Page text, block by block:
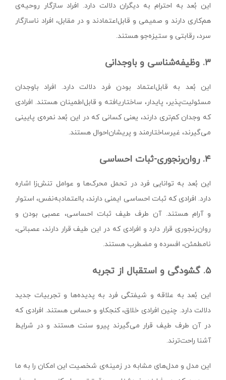
این بُعد به احترام به دیگران دلالت دارد. افراد سازگار روحیه‌ی
هم‌کاری دارند و صمیمی و قابل‌اعتمادند و در مقابل، افراد ناسازگار
سرد، رقابتی و ستیزه‌جو هستند.
۳. وظیفه‌شناسی و باوجدانی
این بُعد به قابل‌اعتماد بودن فرد دلالت دارد. افراد باوجدان
مسئولیت‌پذیر، پایدار، ساختار‌یافته و قابل‌اطمینان هستند. افرادی
که وجدان کم‌تری دارند، یعنی کسانی که در این بُعد نمره‌ی پایینی
می‌گیرند، غیرساختارمند و پریشان‌احوال هستند.
۴. روان‌رنجوری-ثبات احساسی
این بُعد به توانایی فرد در تحمل محرک‌ها و عوامل تنش‌زا اشاره
دارد. افرادی که ثبات احساسی ایمنی دارند، بااعتمادبه‌نفس، استوار
و آرام هستند. آن طرف طیف ثبات احساسی، عصبی بودن و
روان‌رنجوری قرار دارد و افرادی که در این طیف قرار دارند، عصبانی،
نامطمئن، افسرده و مضطرب هستند.
۵. گشودگی و استقبال از تجربه
این بُعد به علاقه و شیفتگی فرد به پدیده‌ها و تجربیات جدید
دلالت دارد. چنین افرادی خلاق، کنجکاو و حساس هستند. افرادی که
در آن طرف طیف قرار می‌گیرند پیرو سنت هستند و در شرایط
آشنا راحت‌ترند.
این مدل و مدل‌های مشابه در زمینه‌ی شخصیت این امکان را به ما